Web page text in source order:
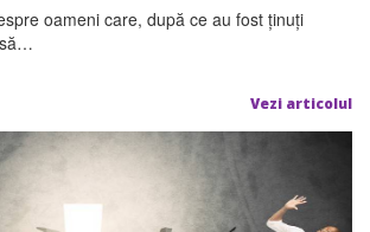
oameni care, după ce au fost ținuți
Vezi articolul